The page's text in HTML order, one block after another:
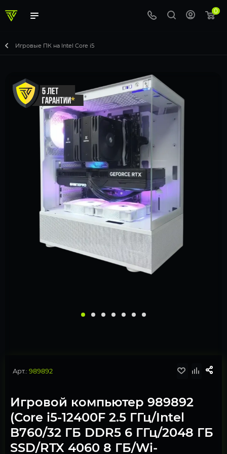
0
Игровые ПК на Intel Core i5
Арт.: 989892
Игровой компьютер 989892
(Core i5-12400F 2.5 ГГц/Intel
B760/32 ГБ DDR5 6 ГГц/2048 ГБ
SSD/RTX 4060 8 ГБ/Wi-